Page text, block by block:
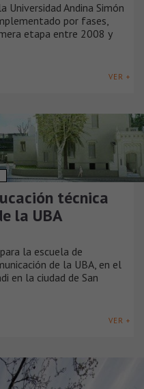
Universidad Andina Simón
por fases,
etapa entre 2008 y
VER +
técnica
la UBA
la escuela de
de la UBA, en el
en la ciudad de San
VER +